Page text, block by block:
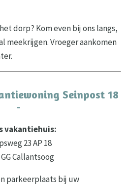
dorp? Kom even bij ons langs,
meekrijgen. Vroeger aankomen
Seinpost 18
-
vakantiehuis:
23 AP 18
GG Callantsoog
parkeerplaats bij uw